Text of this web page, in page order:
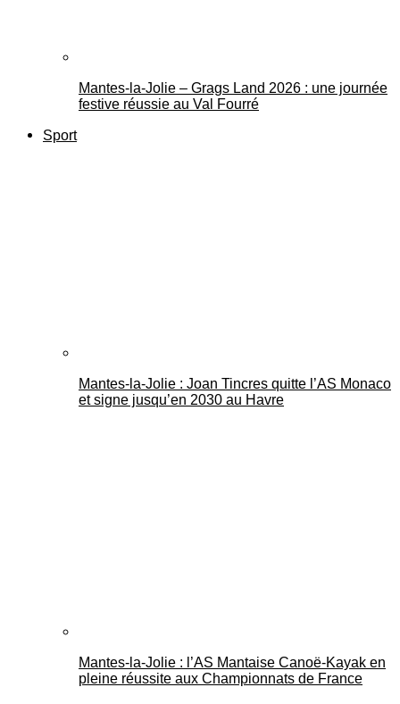
Mantes-la-Jolie – Grags Land 2026 : une journée
festive réussie au Val Fourré
Sport
Mantes-la-Jolie : Joan Tincres quitte l’AS Monaco
et signe jusqu’en 2030 au Havre
Mantes-la-Jolie : l’AS Mantaise Canoë‑Kayak en
pleine réussite aux Championnats de France